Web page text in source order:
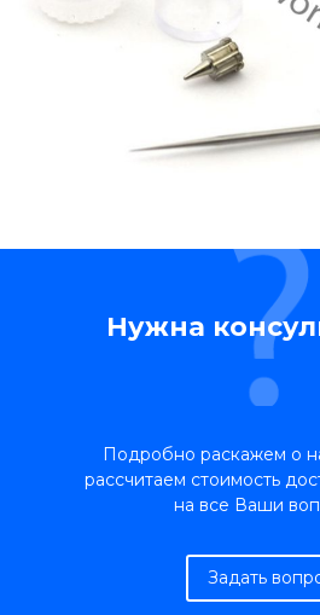
Нужна
Подробно раскажем о
рассчитаем стоимость
на все Ваши
Задать